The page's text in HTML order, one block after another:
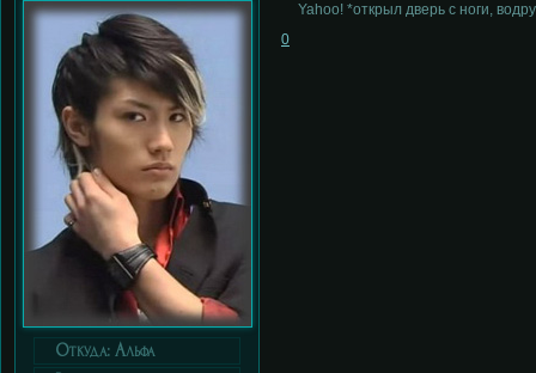
Откуда: Альфа
Yahoo! *открыл дверь с ноги,
0